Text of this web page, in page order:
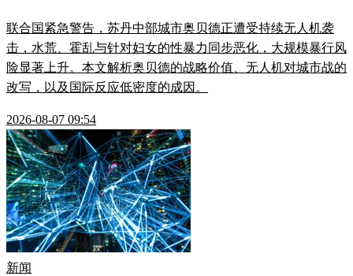
联合国紧急警告，苏丹中部城市奥贝德正遭受持续无人机袭
击，水荒、霍乱与针对妇女的性暴力同步恶化，大规模暴行风
险显著上升。本文解析奥贝德的战略价值、无人机对城市战的
改写，以及国际反应低密度的成因。
2026-08-07 09:54
新闻